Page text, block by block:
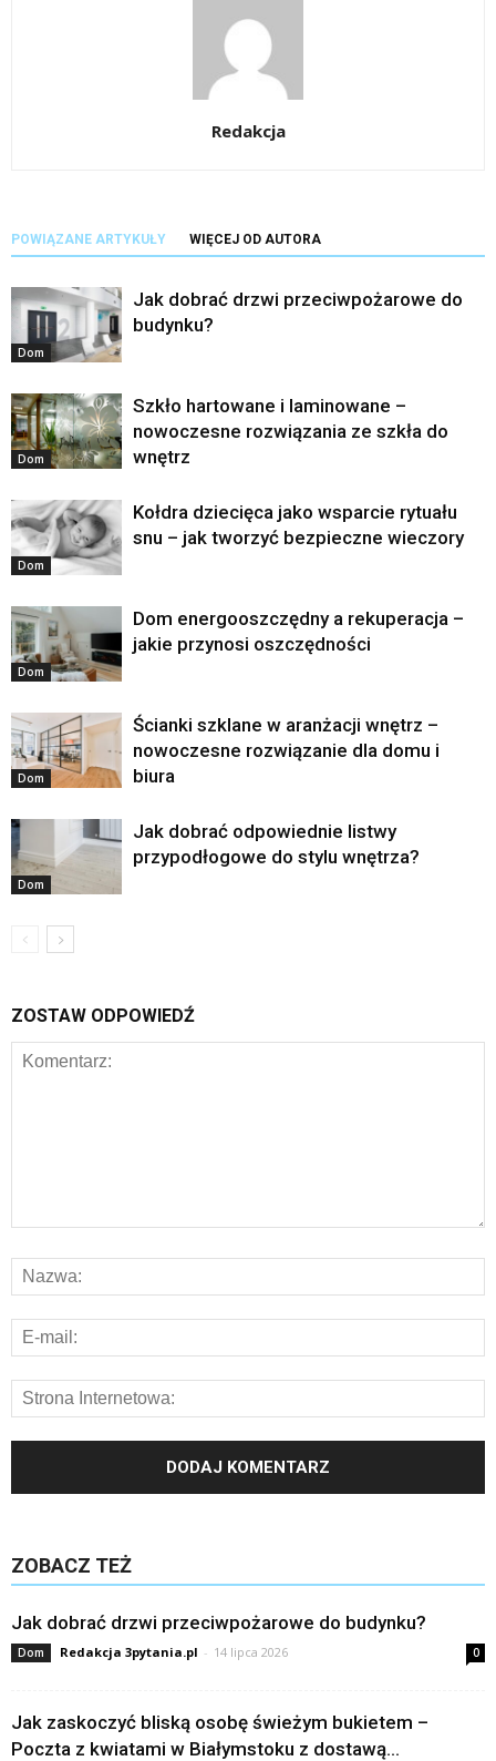
Redakcja
POWIĄZANE ARTYKUŁY WIĘCEJ OD AUTORA
Dom
Jak dobrać drzwi przeciwpożarowe do
budynku?
Dom
Szkło hartowane i laminowane –
nowoczesne rozwiązania ze szkła do
wnętrz
Dom
Kołdra dziecięca jako wsparcie rytuału
snu – jak tworzyć bezpieczne wieczory
Dom
Dom energooszczędny a rekuperacja –
jakie przynosi oszczędności
Dom
Ścianki szklane w aranżacji wnętrz –
nowoczesne rozwiązanie dla domu i
biura
Dom
Jak dobrać odpowiednie listwy
przypodłogowe do stylu wnętrza?
ZOSTAW ODPOWIEDŹ
ZOBACZ TEŻ
Jak dobrać drzwi przeciwpożarowe do budynku?
Dom Redakcja 3pytania.pl - 14 lipca 2026 0
Jak zaskoczyć bliską osobę świeżym bukietem –
Poczta z kwiatami w Białymstoku z dostawą...